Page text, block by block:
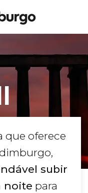
que oferece
subir
noite para